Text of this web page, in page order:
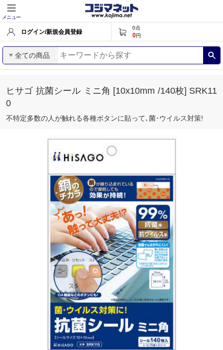
メニュー
ログイン/新規会員登録
0点
0円
全ての商品
ヒサゴ 抗菌シール ミニ角 [10x10mm /140枚] SRK11
0
不特定多数の人が触れる各種ボタンに貼って､菌･ウイルス対策!